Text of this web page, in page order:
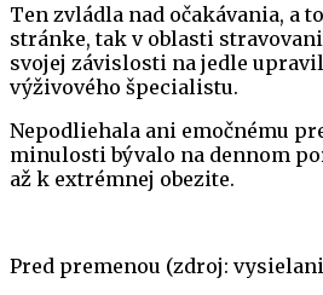
Ten zvládla nad očakávania, a
stránke, tak v oblasti
svojej závislosti na jedle
výživového špecialistu.
Nepodliehala ani emočnému
minulosti bývalo na dennom
až k extrémnej obezite.
Pred premenou (zdroj: